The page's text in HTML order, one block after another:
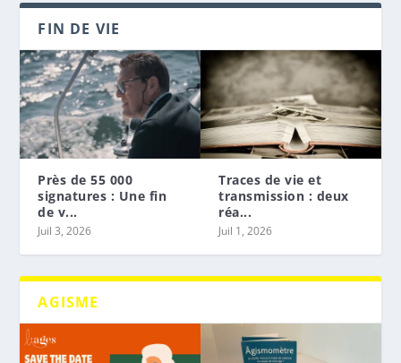
ANALYSE – « DIVORCE GRIS » : DIVORCE
PLUS VI...
SAVE THE DATE : JOURNÉE
D’ÉTUDE « L’ÂGISME DANS TO...
L’ÂGISMOMÈTRE : UN OUTIL POUR RENDRE
VISIBLES L’ÂG...
« LES SOINS PALLIATIFS : UN TOUR
D’HORIZON », LA B...
CAMPAGNE : LE PROBLÈME, C’EST L̵̶̵A̵̶̵ ̵̶̵V̵̶̵I̵̶̵...
FIN DE VIE
Près de 55 000
signatures : Une fin
de v...
Juil 3, 2026
Traces de vie et
transmission : deux
réa...
Juil 1, 2026
AGISME